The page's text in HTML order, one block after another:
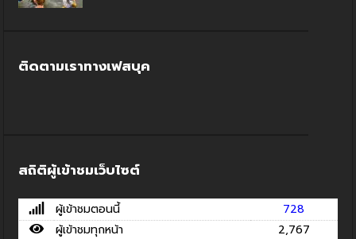
ติดตามเราทางเฟสบุค
สถิติผู้เข้าชมเว็บไซต์
ผู้เข้าชมตอนนี้
728
ผู้เข้าชมทุกหน้า
2,767